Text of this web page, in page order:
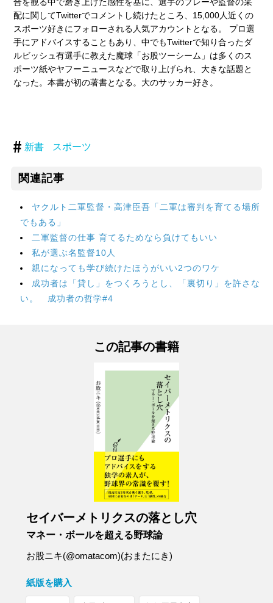
合を観る中で磨き上げた感性を基に、選手のプレーや監督の采
配に関してTwitterでコメントし続けたところ、15,000人近くの
スポーツ好きにフォローされる人気アカウントとなる。 プロ選
手にアドバイスすることもあり、中でもTwitterで知り合ったダ
ルビッシュ有選手に教えた魔球「お股ツーシーム」は多くのス
ポーツ紙やヤフーニュースなどで取り上げられ、大きな話題と
なった。本書が初の著書となる。大のサッカー好き。
新書 スポーツ
関連記事
ヤクルト二軍監督・高津臣吾「二軍は審判を育てる場所
でもある」
二軍監督の仕事 育てるためなら負けてもいい
私が選ぶ名監督10人
親になっても学び続けたほうがいい2つのワケ
成功者は「貸し」をつくろうとし、「裏切り」を許さな
い。 成功者の哲学#4
この記事の書籍
セイバーメトリクスの落とし穴
マネー・ボールを超える野球論
お股ニキ(@omatacom)(おまたにき)
紙版を購入